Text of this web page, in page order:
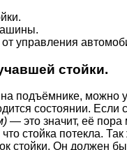
управления
стойки.
подъёмнике, можно
состоянии. Если
— это значит, её пора
что стойка потекла.
стойки. Он должен